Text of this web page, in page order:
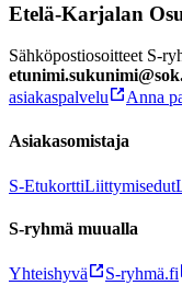
Etelä-Karjalan
Sähköpostiosoitteet S-
asiakaspalvelu
Anna
Asiakasomistaja
S-EtukorttiLiittymisedut
S-ryhmä muualla
Yhteishyvä S-ryhmä.fi